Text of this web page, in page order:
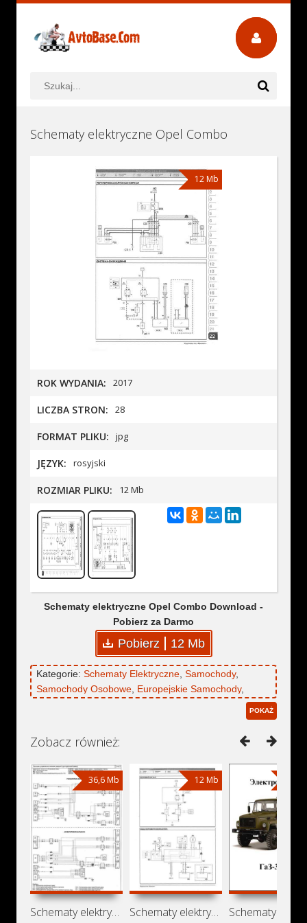
Schematy elektryczne Opel Combo
12 Mb
ROK WYDANIA: 2017
LICZBA STRON: 28
FORMAT PLIKU: jpg
JĘZYK: rosyjski
ROZMIAR PLIKU: 12 Mb
Schematy elektryczne Opel Combo Download -
Pobierz za Darmo
Pobierz 12 Mb
Kategorie: Schematy Elektryczne, Samochody,
Samochody Osobowe, Europejskie Samochody,
Opel Combo
POKAŻ
Zobacz również:
36,6 Mb
Schematy elektryczne Opel Vivaro
12 Mb
Schematy elektryczne Vauxhall Combo